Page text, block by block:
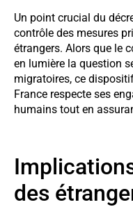
Un point crucial du
contrôle des mesures
étrangers. Alors que le
en lumière la question
migratoires, ce
France respecte ses
humains tout en
des